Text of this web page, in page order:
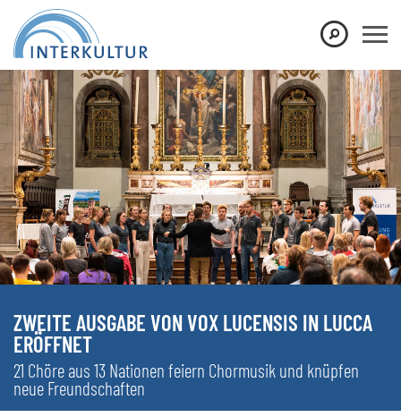
ZWEITE AUSGABE VON VOX LUCENSIS IN LUCCA
ERÖFFNET
21 Chöre aus 13 Nationen feiern Chormusik und knüpfen
neue Freundschaften